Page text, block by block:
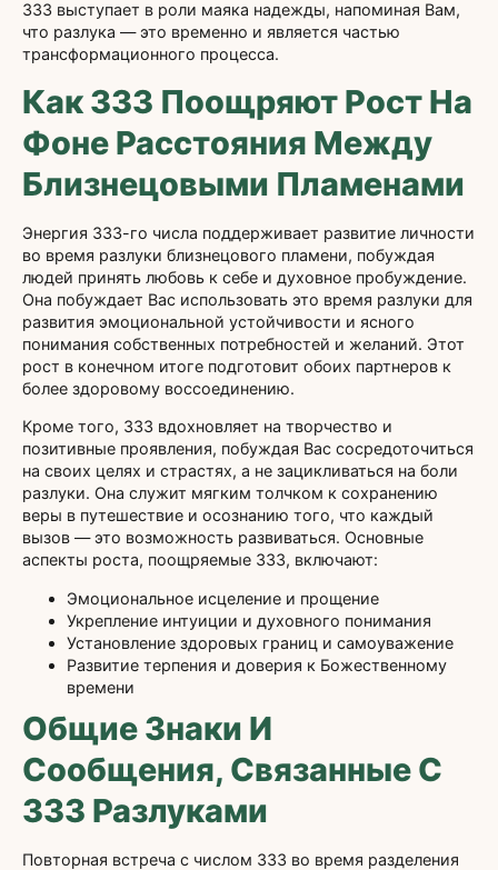
333 выступает в роли маяка надежды, напоминая Вам,
что разлука — это временно и является частью
трансформационного процесса.
Как 333 Поощряют Рост На
Фоне Расстояния Между
Близнецовыми Пламенами
Энергия 333-го числа поддерживает развитие личности
во время разлуки близнецового пламени, побуждая
людей принять любовь к себе и духовное пробуждение.
Она побуждает Вас использовать это время разлуки для
развития эмоциональной устойчивости и ясного
понимания собственных потребностей и желаний. Этот
рост в конечном итоге подготовит обоих партнеров к
более здоровому воссоединению.
Кроме того, 333 вдохновляет на творчество и
позитивные проявления, побуждая Вас сосредоточиться
на своих целях и страстях, а не зацикливаться на боли
разлуки. Она служит мягким толчком к сохранению
веры в путешествие и осознанию того, что каждый
вызов — это возможность развиваться. Основные
аспекты роста, поощряемые 333, включают:
Эмоциональное исцеление и прощение
Укрепление интуиции и духовного понимания
Установление здоровых границ и самоуважение
Развитие терпения и доверия к Божественному
времени
Общие Знаки И
Сообщения, Связанные С
333 Разлуками
Повторная встреча с числом 333 во время разделения